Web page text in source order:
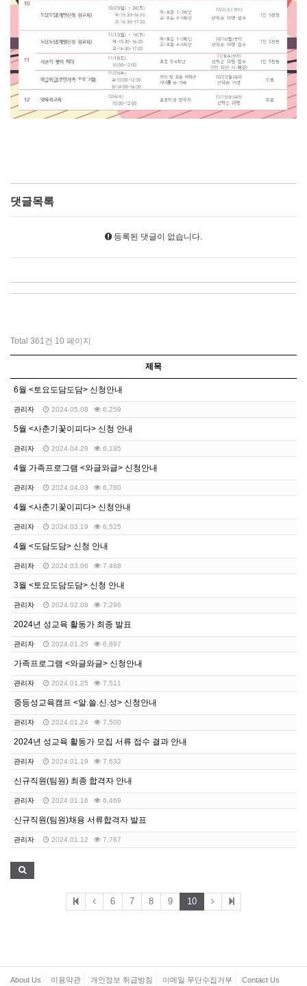
댓글목록
등록된 댓글이 없습니다.
Total 361건 10 페이지
제목
6월 <토요도담도담> 신청안내
관리자 2024.05.08 6,259
5월 <사춘기꽃이피다> 신청 안내
관리자 2024.04.29 6,195
4월 가족프로그램 <와글와글> 신청안내
관리자 2024.04.03 6,780
4월 <사춘기꽃이피다> 신청안내
관리자 2024.03.19 6,525
4월 <도담도담> 신청 안내
관리자 2024.03.06 7,488
3월 <토요도담도담> 신청 안내
관리자 2024.02.08 7,296
2024년 성교육 활동가 최종 발표
관리자 2024.01.25 6,897
가족프로그램 <와글와글> 신청안내
관리자 2024.01.25 7,511
중등성교육캠프 <알.쓸.신.성> 신청안내
관리자 2024.01.24 7,500
2024년 성교육 활동가 모집 서류 접수 결과 안내
관리자 2024.01.19 7,632
신규직원(팀원) 최종 합격자 안내
관리자 2024.01.16 6,469
신규직원(팀원)채용 서류합격자 발표
관리자 2024.01.12 7,767
6 7 8 9 10
About Us 이용약관 개인정보 취급방침 이메일 무단수집거부 Contact Us